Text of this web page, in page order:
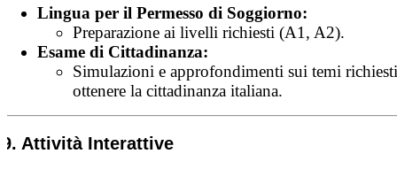
Lingua per il Permesso di Soggiorno:
Preparazione ai livelli richiesti (A1, A2).
Esame di Cittadinanza:
Simulazioni e approfondimenti sui temi
ottenere la cittadinanza italiana.
9. Attività Interattive